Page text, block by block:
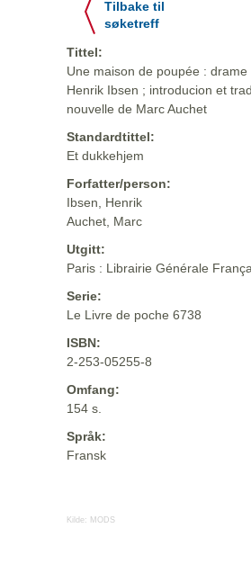
Tilbake til
søketreff
Tittel:
Une maison de poupée :
Henrik Ibsen ; introducion et
nouvelle de Marc Auchet
Standardtittel:
Et dukkehjem
Forfatter/person:
Ibsen, Henrik
Auchet, Marc
Utgitt:
Paris : Librairie Générale
Serie:
Le Livre de poche 6738
ISBN:
2-253-05255-8
Omfang:
154 s.
Språk:
Fransk
Kilde: MODS